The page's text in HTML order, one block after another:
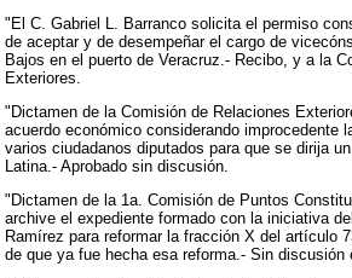
"El C. Gabriel L. Barranco solicita el permiso
de aceptar y de desempeñar el cargo de
Bajos en el puerto de Veracruz.- Recibo, y a la
Exteriores.
"Dictamen de la Comisión de Relaciones
acuerdo económico considerando improcedente
varios ciudadanos diputados para que se dirija
Latina.- Aprobado sin discusión.
"Dictamen de la 1a. Comisión de Puntos
archive el expediente formado con la iniciativa
Ramírez para reformar la fracción X del artículo
de que ya fue hecha esa reforma.- Sin discusión